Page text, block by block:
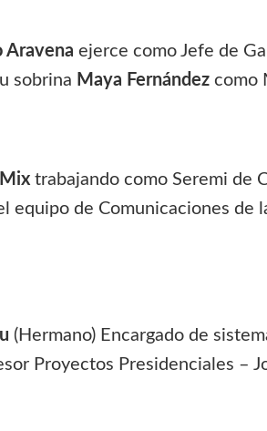
Aravena ejerce como Jefe de
sobrina Maya Fernández como
trabajando como Seremi de
equipo de Comunicaciones de
(Hermano) Encargado de
Proyectos Presidenciales –